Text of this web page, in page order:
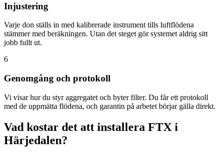
Injustering
Varje don ställs in med kalibrerade instrument tills luftflödena
stämmer med beräkningen. Utan det steget gör systemet aldrig sitt
jobb fullt ut.
6
Genomgång och protokoll
Vi visar hur du styr aggregatet och byter filter. Du får ett protokoll
med de uppmätta flödena, och garantin på arbetet börjar gälla direkt.
Vad kostar det att installera FTX i
Härjedalen?